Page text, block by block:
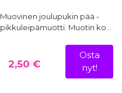
Muovinen joulupukin pää -
pikkuleipämuotti. Muotin ko…
2,50 €
Osta
nyt!